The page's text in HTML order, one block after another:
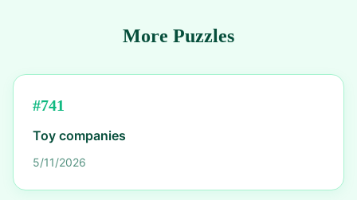
More Puzzles
#741
Toy companies
5/11/2026